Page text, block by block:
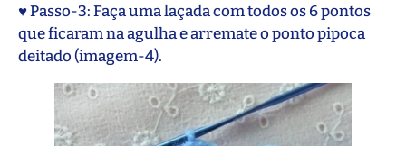
♥ Passo-3: Faça uma laçada com todos os 6 pontos
que ficaram na agulha e arremate o ponto pipoca
deitado (imagem-4).